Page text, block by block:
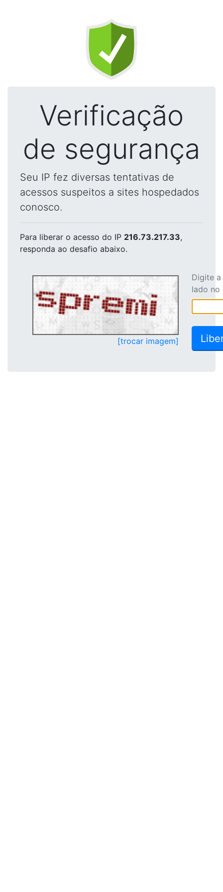
Verificação
de segurança
Seu IP fez diversas tentativas de
acessos suspeitos a sites hospedados
conosco.
Para liberar o acesso do IP 216.73.217.33,
responda ao desafio abaixo.
[trocar imagem]
Digite
lado no